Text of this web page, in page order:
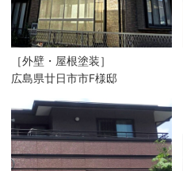
［外壁・屋根塗装］
広島県廿日市市F様邸